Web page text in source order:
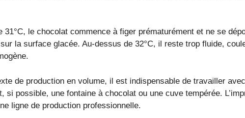
31°C, le chocolat commence à figer prématurément et ne se
la surface glacée. Au-dessus de 32°C, il reste trop fluide,
de production en volume, il est indispensable de travailler
si possible, une fontaine à chocolat ou une cuve tempérée.
ligne de production professionnelle.